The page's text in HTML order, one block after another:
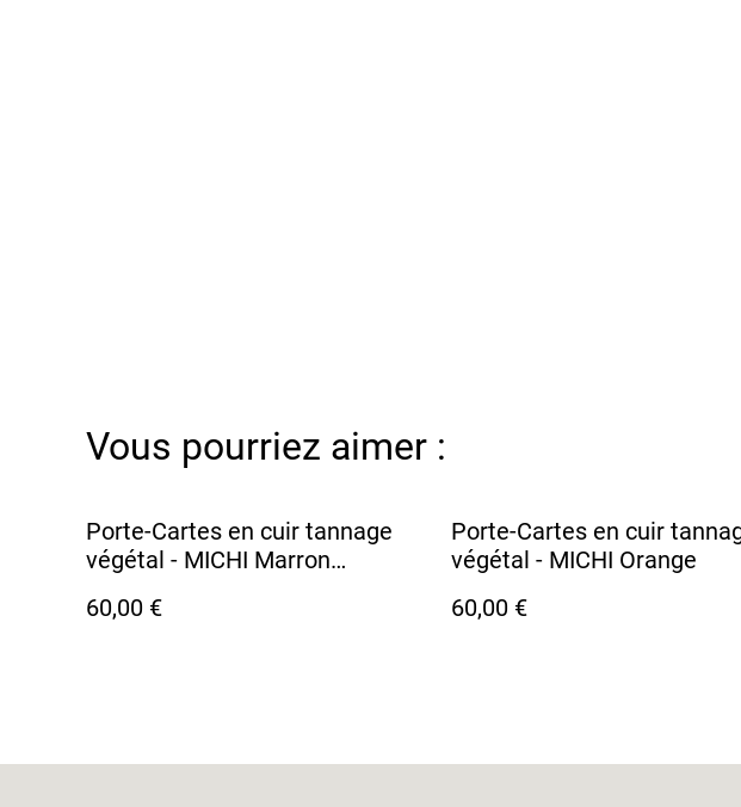
Vous pourriez aimer :
Porte-Cartes en cuir tannage
végétal - MICHI Marron
60,00 €
Porte-Cartes en cuir
végétal - MICHI Orange
60,00 €